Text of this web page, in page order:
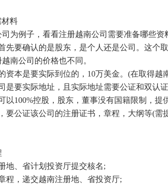
料
为例子，看看注册越南公司需要准备哪些资
先要确认的是股东，是个人还是公司。这个
南公司的价格也不同。
资本是要实际到位的，10万美金。(在取得越
是要实际地址，且实际地址需要公证和双认
以100%控股，股东，董事没有国籍限制，提
要公证该公司的注册证书，章程，大纲等(需
地、省计划投资厅提交核名;
程，递交越南注册地、省投资厅;